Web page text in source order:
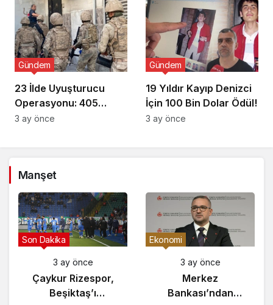
23 İlde Uyuşturucu
Operasyonu: 405
Gözaltı!
Gündem
3 ay önce
19 Yıldır Kayıp Denizci
İçin 100 Bin Dolar Ödül!
Gündem
3 ay önce
Manşet
Son Dakika
3 ay önce
Çaykur Rizespor,
Beşiktaş’ı
Ekonomi
3 ay önce
Merkez
Bankası’ndan